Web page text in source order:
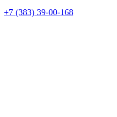
+7 (383) 39-00-168